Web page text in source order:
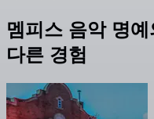
멤피스 음악 명
다른 경험